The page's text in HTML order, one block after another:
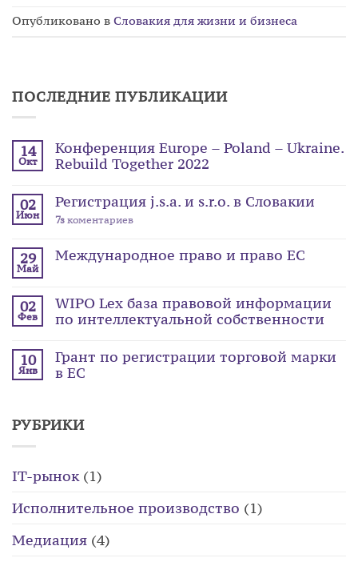
Опубликовано в Словакия для жизни и бизнеса
ПОСЛЕДНИЕ ПУБЛИКАЦИИ
14
Окт
Конференция Europe – Poland – Ukraine.
Rebuild Together 2022
02
Июн
Регистрация j.s.a. и s.r.o. в Словакии
7s коментариев
29
Май
Международное право и право ЕС
02
Фев
WIPO Lex база правовой информации
по интеллектуальной собственности
10
Янв
Грант по регистрации торговой марки
в ЕС
РУБРИКИ
IT-рынок(1)
Исполнительное производство (1)
Медиация (4)